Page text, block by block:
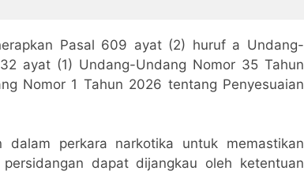
Pasal 609 ayat (2) huruf a Undang-
ayat (1) Undang-Undang Nomor 35 Tahun
Nomor 1 Tahun 2026 tentang Penyesuaian
perkara narkotika untuk memastikan
dapat dijangkau oleh ketentuan